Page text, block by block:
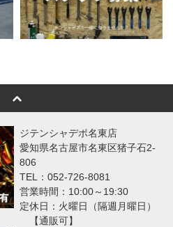
ジテンシャデポ名東店
愛知県名古屋市名東区猪子石2-
806
TEL：052-726-8081
営業時間：10:00～19:30
定休日：火曜日（隔週月曜日）
【通販可】